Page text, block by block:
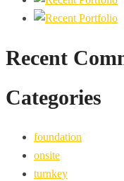
Recent
Categories
foundation
onsite
turnkey